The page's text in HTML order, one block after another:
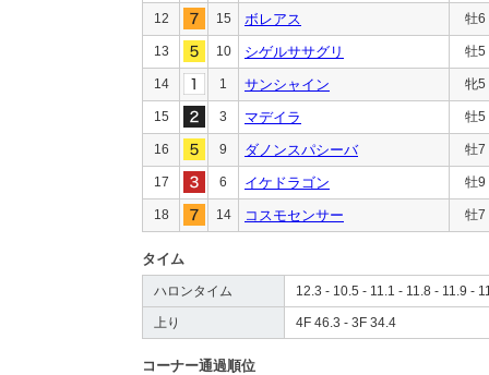
12 15 ボレアス 牡6
13 10 シゲルササグリ 牡5
14 1 サンシャイン 牝5
15 3 マデイラ 牡5
16 9 ダノンスパシーバ 牡7
17 6 イケドラゴン 牡9
18 14 コスモセンサー 牡7
タイム
ハロンタイム 12.3 - 10.5 - 11.1 - 11.8 - 11.9 -
上り 4F 46.3 - 3F 34.4
コーナー通過順位